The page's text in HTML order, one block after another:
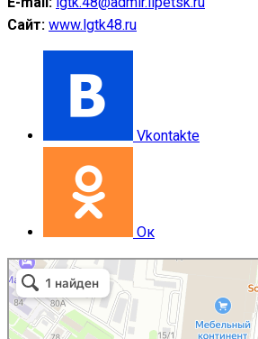
Сайт: www.lgtk48.ru
Vkontakte
Ок